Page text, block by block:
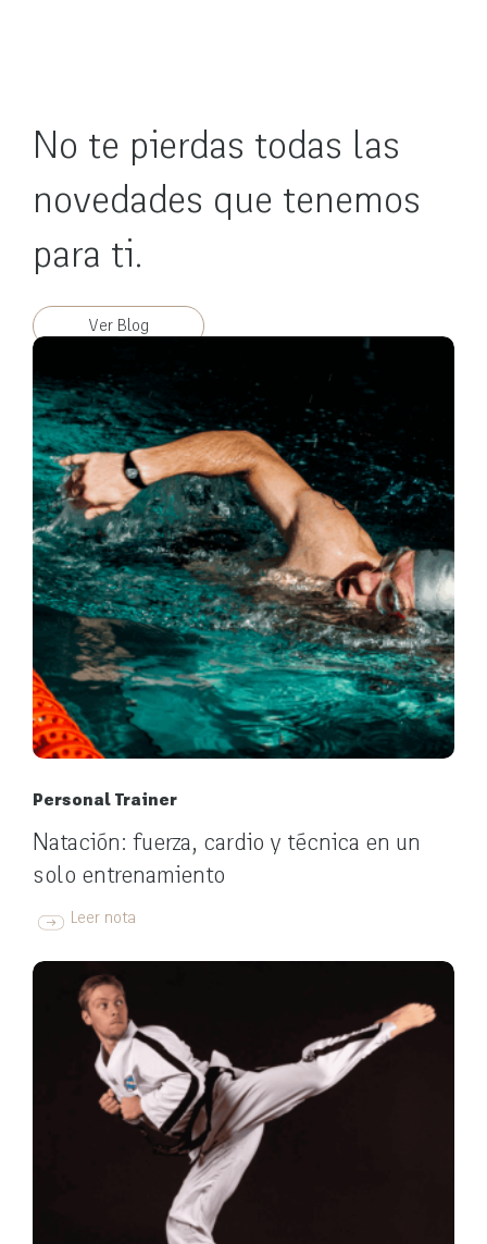
No te pierdas todas las
novedades que tenemos
para ti.
Ver Blog
Personal Trainer
Natación: fuerza, cardio y técnica en un
solo entrenamiento
Leer nota